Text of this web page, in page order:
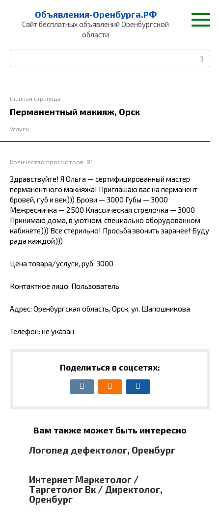
контенту
Объявления-Оренбурга.РФ
Сайт бесплатных объявлений Оренбургской
области
Главная страница
Перманентный макияж, Орск
Услуги
Количество просмотров: 91
Здравствуйте! Я Ольга — сертифицированный мастер
перманентного макияжа! Приглашаю вас на перманент
бровей, губ и век))) Брови — 3000 Губы — 3000
Межресничка — 2500 Классическая стрелочка — 3000
Принимаю дома, в уютном, специально оборудованном
кабинете))) Все стерильно! Просьба звонить заранее! Буду
рада каждой)))
Цена товара/услуги, руб: 3000
Контактное лицо: Пользователь
Адрес: Оренбургская область, Орск, ул. Шапошникова
Телефон: не указан
Поделиться в соцсетях:
Вам также может быть интересно
Логопед дефектолог, Оренбург
Интернет Маркетолог /
Таргетолог Вк / Директолог,
Оренбург